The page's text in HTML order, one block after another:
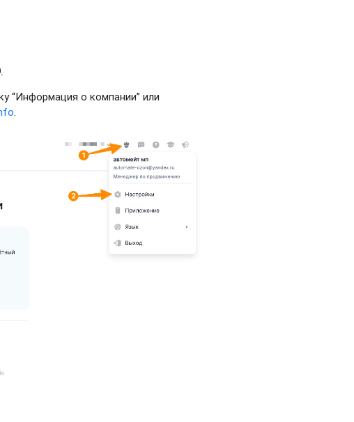
“Информация о компании” или
.